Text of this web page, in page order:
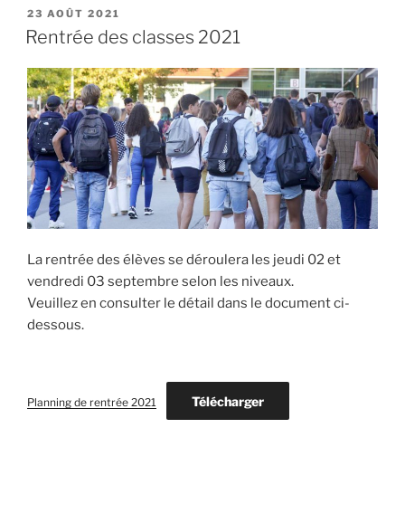
PUBLIÉ
LE
23 AOÛT 2021
Rentrée des classes 2021
La rentrée des élèves se déroulera les jeudi 02 et
vendredi 03 septembre selon les niveaux.
Veuillez en consulter le détail dans le document ci-
dessous.
Planning de rentrée 2021 Télécharger